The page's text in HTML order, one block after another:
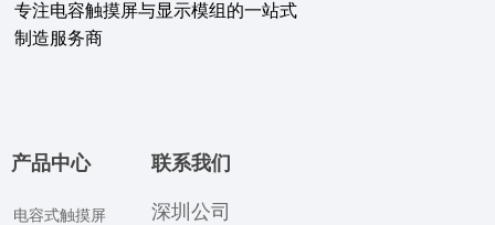
专注电容触摸屏与显示模组的⼀站式
制造服务商
联系我们
深圳公司
产品中心
电容式触摸屏